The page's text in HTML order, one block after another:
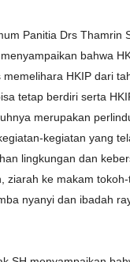
Panitia Drs Thamrin
bahwa
memelihara HKIP dari
tetap berdiri serta
merupakan
kegiatan yang
lingkungan dan
ziarah ke makam
nyanyi dan ibadah